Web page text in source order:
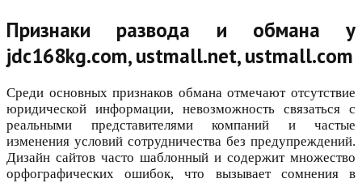
Признаки развода и обмана у
jdc168kg.com, ustmall.net, ustmall.com
Среди основных признаков обмана отмечают отсутствие
юридической информации, невозможность связаться с
реальными представителями компаний и частые
изменения условий сотрудничества без предупреждений.
Дизайн сайтов часто шаблонный и содержит множество
орфографических ошибок, что вызывает сомнения в